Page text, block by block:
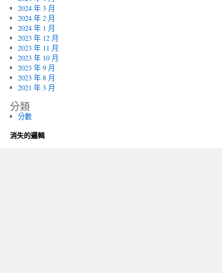
2024 年 3 月
2024 年 2 月
2024 年 1 月
2023 年 12 月
2023 年 11 月
2023 年 10 月
2023 年 9 月
2023 年 8 月
2021 年 3 月
分類
分數
消失的邏輯